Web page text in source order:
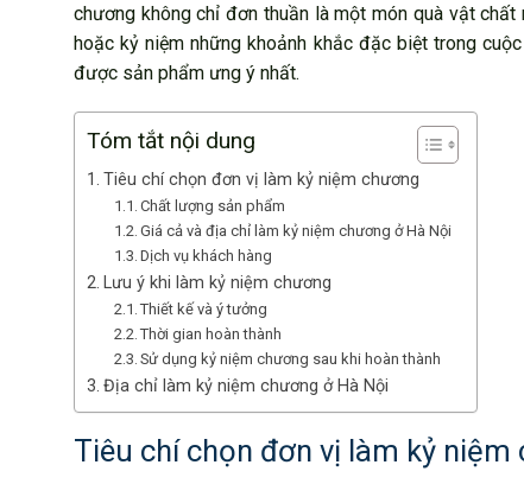
chương không chỉ đơn thuần là một món quà vật
hoặc kỷ niệm những khoảnh khắc đặc biệt trong
được sản phẩm ưng ý nhất.
Tóm tắt nội dung
Tiêu chí chọn đơn vị làm kỷ niệm chương
Chất lượng sản phẩm
Giá cả và địa chỉ làm kỷ niệm chương ở Hà Nội
Dịch vụ khách hàng
Lưu ý khi làm kỷ niệm chương
Thiết kế và ý tưởng
Thời gian hoàn thành
Sử dụng kỷ niệm chương sau khi hoàn thành
Địa chỉ làm kỷ niệm chương ở Hà Nội
Tiêu chí chọn đơn vị làm kỷ niệm